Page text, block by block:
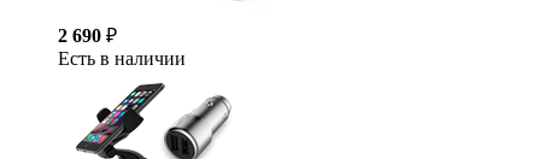
2 690 ₽
Есть в наличии